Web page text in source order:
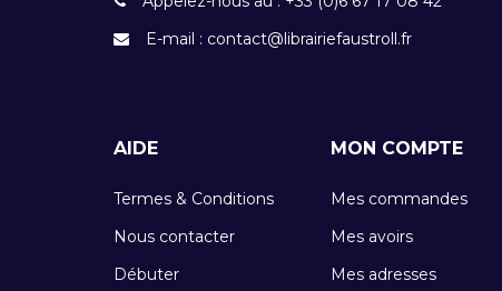
E-mail : contact@librairiefaustroll.fr
AIDE
Termes & Conditions
Nous contacter
Débuter
MON COMPTE
Mes commandes
Mes avoirs
Mes adresses